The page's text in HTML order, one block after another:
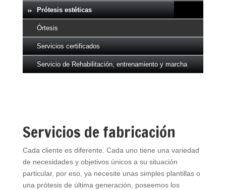
Prótesis estéticas
Órtesis
Servicios certificados
Servicio de Rehabilitación, entrenamiento y marcha
Servicios de fabricación
Cada cliente es diferente. Cada uno tiene una variedad
de necesidades y objetivos únicos a su situación
particular, por eso, ya necesite unas simples plantillas o
una prótesis de última generación, poseemos los